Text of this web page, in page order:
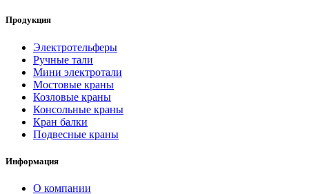
Продукция
Электротельферы
Ручные тали
Мини электротали
Мостовые краны
Козловые краны
Консольные краны
Кран балки
Подвесные краны
Информация
О компании